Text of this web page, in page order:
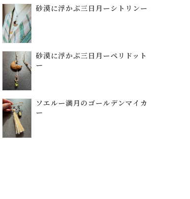
砂漠に浮かぶ三日月ーシトリンー
砂漠に浮かぶ三日月ーペリドット
ー
ソエルー満月のゴールデンマイカ
ー